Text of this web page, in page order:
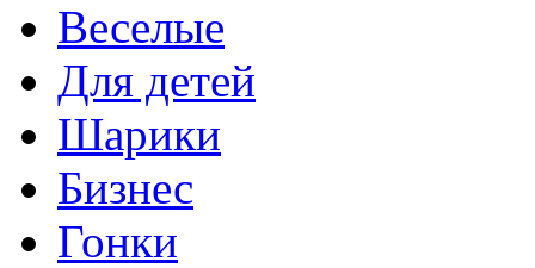
Веселые
Для детей
Шарики
Бизнес
Гонки